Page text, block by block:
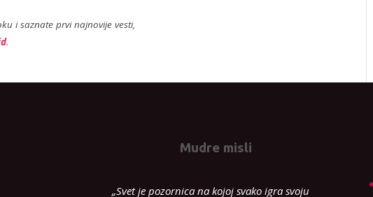
i saznate prvi najnovije vesti,
.
Mudre misli
„Svet je pozornica na kojoj svako igra svoju